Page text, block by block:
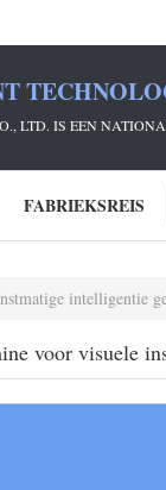
LTD. IS EEN
FABRIEKSREIS
intelligentie
voor visuele